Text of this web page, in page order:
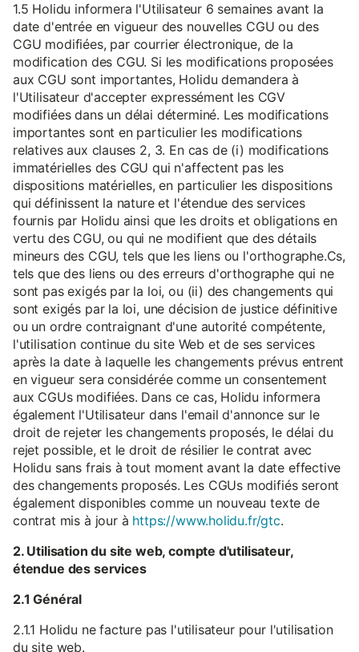
1.5 Holidu informera l'Utilisateur 6 semaines avant la
date d'entrée en vigueur des nouvelles CGU ou des
CGU modifiées, par courrier électronique, de la
modification des CGU. Si les modifications proposées
aux CGU sont importantes, Holidu demandera à
l'Utilisateur d'accepter expressément les CGV
modifiées dans un délai déterminé. Les modifications
importantes sont en particulier les modifications
relatives aux clauses 2, 3. En cas de (i) modifications
immatérielles des CGU qui n'affectent pas les
dispositions matérielles, en particulier les dispositions
qui définissent la nature et l'étendue des services
fournis par Holidu ainsi que les droits et obligations en
vertu des CGU, ou qui ne modifient que des détails
mineurs des CGU, tels que les liens ou l'orthographe.Cs,
tels que des liens ou des erreurs d'orthographe qui ne
sont pas exigés par la loi, ou (ii) des changements qui
sont exigés par la loi, une décision de justice définitive
ou un ordre contraignant d'une autorité compétente,
l'utilisation continue du site Web et de ses services
après la date à laquelle les changements prévus entrent
en vigueur sera considérée comme un consentement
aux CGUs modifiées. Dans ce cas, Holidu informera
également l'Utilisateur dans l'email d'annonce sur le
droit de rejeter les changements proposés, le délai du
rejet possible, et le droit de résilier le contrat avec
Holidu sans frais à tout moment avant la date effective
des changements proposés. Les CGUs modifiés seront
également disponibles comme un nouveau texte de
contrat mis à jour à https://www.holidu.fr/gtc.
2. Utilisation du site web, compte d'utilisateur,
étendue des services
2.1 Général
2.1.1 Holidu ne facture pas l'utilisateur pour l'utilisation
du site web.